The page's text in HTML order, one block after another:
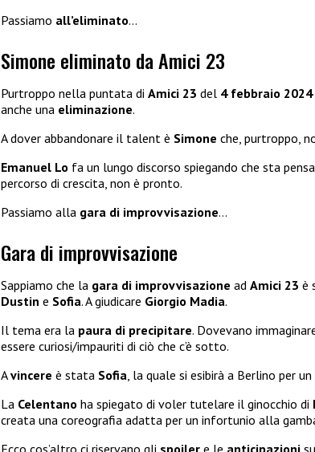
Passiamo all’eliminato…
Simone eliminato da Amici 23
Purtroppo nella puntata di Amici 23 del 4 febbraio 2024
anche una eliminazione.
A dover abbandonare il talent è Simone che, purtroppo,
Emanuel Lo fa un lungo discorso spiegando che sta
percorso di crescita, non è pronto.
Passiamo alla gara di improvvisazione…
Gara di improvvisazione
Sappiamo che la gara di improvvisazione ad Amici 23 è
Dustin e Sofia. A giudicare Giorgio Madia.
Il tema era la paura di precipitare. Dovevano
essere curiosi/impauriti di ciò che c’è sotto.
Avincere è stata Sofia, la quale si esibirà a Berlino per
La Celentano ha spiegato di voler tutelare il ginocchio di
creata una coreografia adatta per un infortunio alla